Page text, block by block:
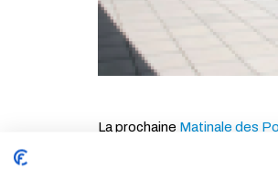
La prochaine Matinale des